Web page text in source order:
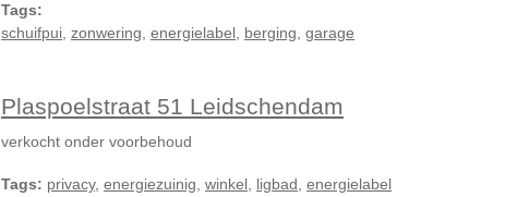
Tags:
schuifpui zonwering energielabel berging garage
Plaspoelstraat 51 Leidschendam
verkocht onder voorbehoud
Tags: privacy, energiezuinig winkel ligbad energielabel